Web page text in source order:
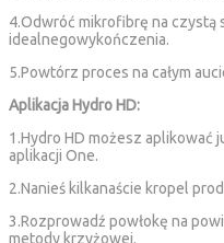
4.Odwróć mikrofibrę na czystą
idealnegowykończenia.
5.Powtórz proces na całym
Aplikacja Hydro HD:
1.Hydro HD możesz aplikować
aplikacji One.
2.Nanieś kilkanaście kropel
3.Rozprowadź powłokę na
metody krzyżowej.